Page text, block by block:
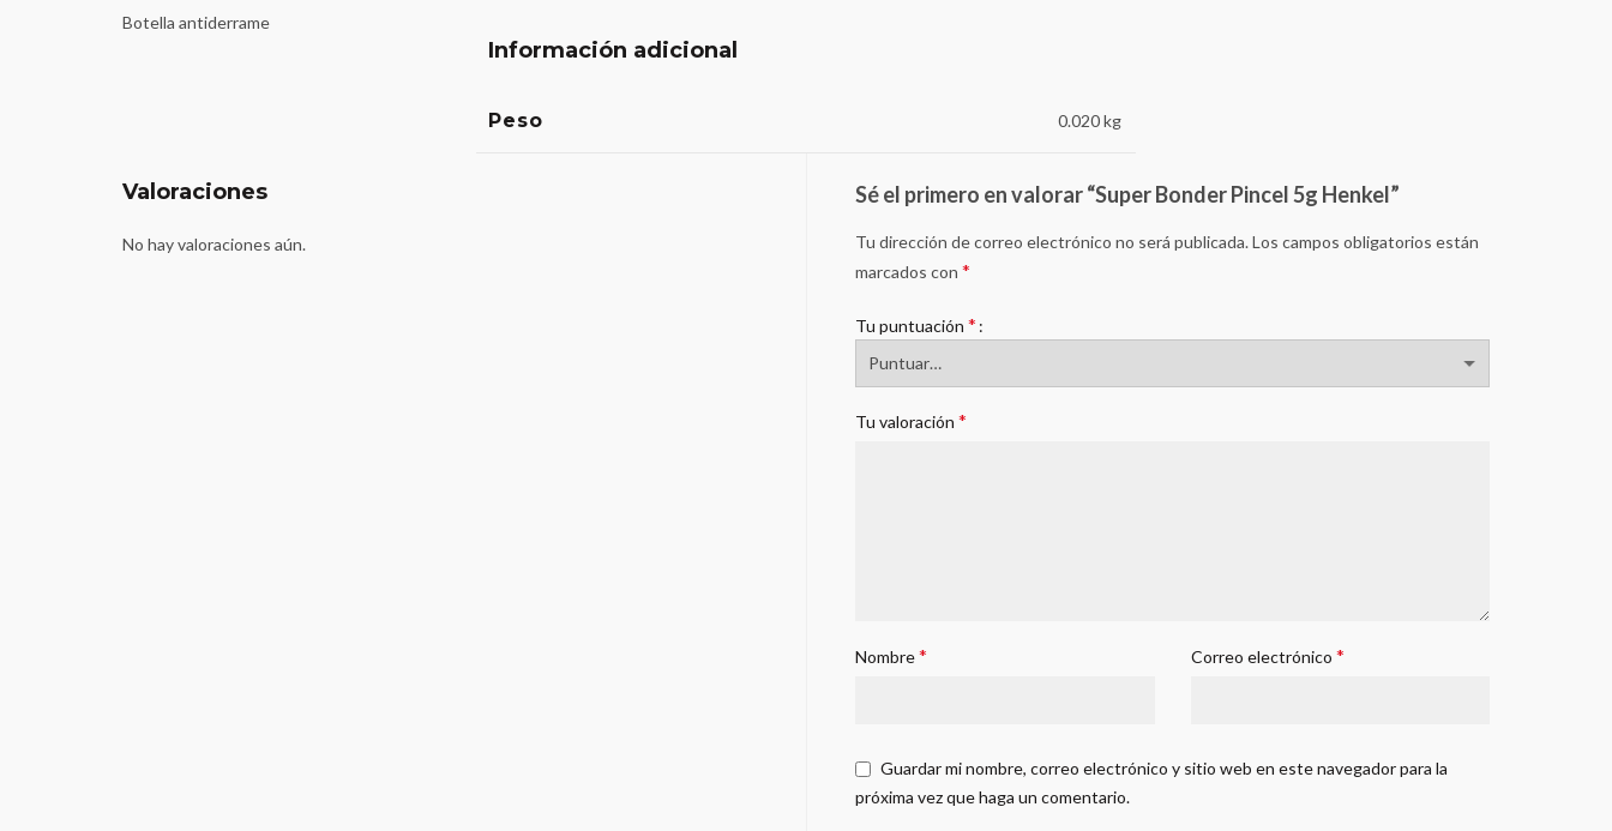
Botella antiderrame
Información adicional
Peso 0.020 kg
Valoraciones
No hay valoraciones aún.
Sé el primero en valorar “Super Bonder Pincel 5g Henkel”
Tu dirección de correo electrónico no será publicada.Los campos obligatorios están
marcados con *
Tu puntuación *
Tu valoración *
Nombre* Correo electrónico *
Guardar mi nombre, correo electrónico y sitio web en este navegador para la
próxima vez que haga un comentario.